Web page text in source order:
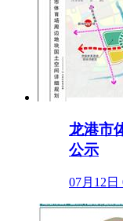
龙港市
公示
07月12日